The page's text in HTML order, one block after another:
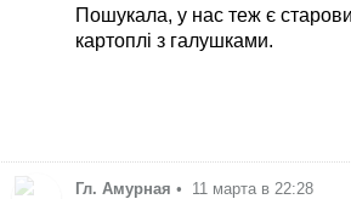
Пошукала, у нас теж є
картоплі з галушками.
Гл. Амурная • 11 марта в 22:28